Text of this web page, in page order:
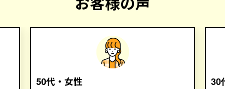
50代・女性
30